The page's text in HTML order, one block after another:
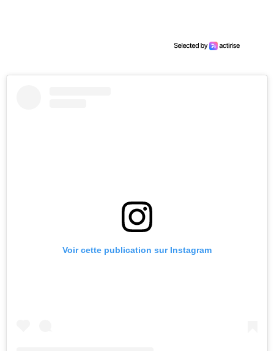
Voir cette publication sur Instagram